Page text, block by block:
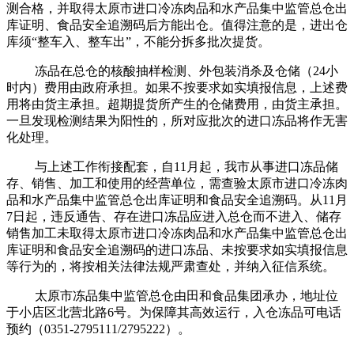
测合格，并取得太原市进口冷冻肉品和水产品集中监管总仓出
库证明、食品安全追溯码后方能出仓。值得注意的是，进出仓
库须“整车入、整车出”，不能分拆多批次提货。
冻品在总仓的核酸抽样检测、外包装消杀及仓储（24小
时内）费用由政府承担。如果不按要求如实填报信息，上述费
用将由货主承担。超期提货所产生的仓储费用，由货主承担。
一旦发现检测结果为阳性的，所对应批次的进口冻品将作无害
化处理。
与上述工作衔接配套，自11月起，我市从事进口冻品储
存、销售、加工和使用的经营单位，需查验太原市进口冷冻肉
品和水产品集中监管总仓出库证明和食品安全追溯码。从11月
7日起，违反通告、存在进口冻品应进入总仓而不进入、储存
销售加工未取得太原市进口冷冻肉品和水产品集中监管总仓出
库证明和食品安全追溯码的进口冻品、未按要求如实填报信息
等行为的，将按相关法律法规严肃查处，并纳入征信系统。
太原市冻品集中监管总仓由田和食品集团承办，地址位
于小店区北营北路6号。为保障其高效运行，入仓冻品可电话
预约（0351-2795111/2795222）。